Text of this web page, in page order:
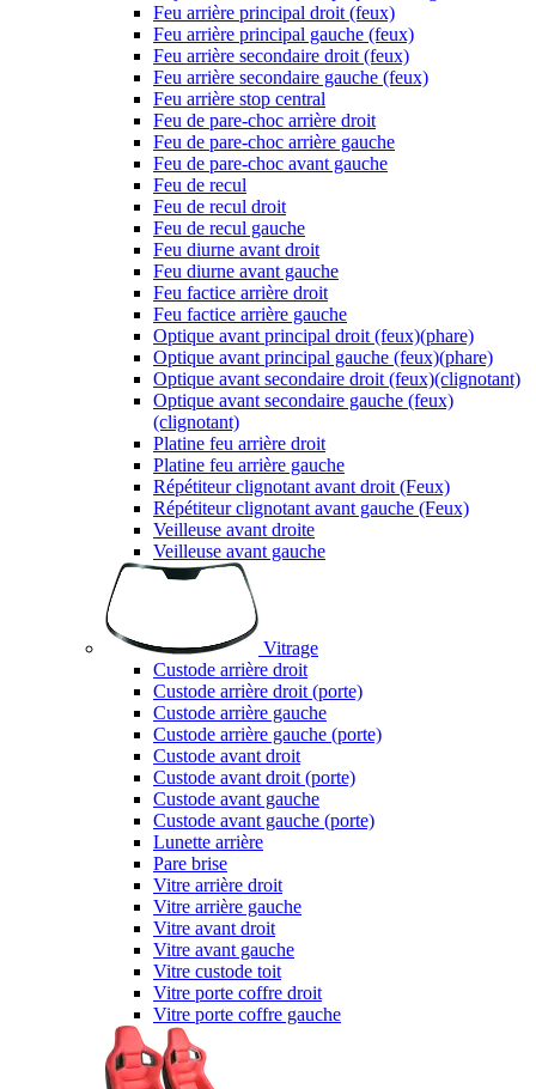
Feu arrière principal droit (feux)
Feu arrière principal gauche (feux)
Feu arrière secondaire droit (feux)
Feu arrière secondaire gauche (feux)
Feu arrière stop central
Feu de pare-choc arrière droit
Feu de pare-choc arrière gauche
Feu de pare-choc avant gauche
Feu de recul
Feu de recul droit
Feu de recul gauche
Feu diurne avant droit
Feu diurne avant gauche
Feu factice arrière droit
Feu factice arrière gauche
Optique avant principal droit (feux)(phare)
Optique avant principal gauche (feux)(phare)
Optique avant secondaire droit (feux)(clignotant)
Optique avant secondaire gauche (feux)
(clignotant)
Platine feu arrière droit
Platine feu arrière gauche
Répétiteur clignotant avant droit (Feux)
Répétiteur clignotant avant gauche (Feux)
Veilleuse avant droite
Veilleuse avant gauche
Vitrage
Custode arrière droit
Custode arrière droit (porte)
Custode arrière gauche
Custode arrière gauche (porte)
Custode avant droit
Custode avant droit (porte)
Custode avant gauche
Custode avant gauche (porte)
Lunette arrière
Pare brise
Vitre arrière droit
Vitre arrière gauche
Vitre avant droit
Vitre avant gauche
Vitre custode toit
Vitre porte coffre droit
Vitre porte coffre gauche